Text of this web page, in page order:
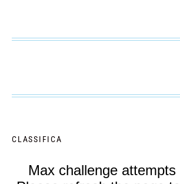
CLASSIFICA